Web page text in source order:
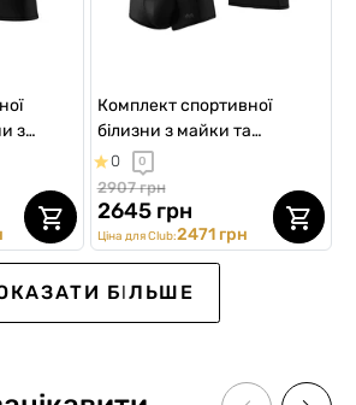
з
та
Комплект спортивної
білизни з майки та
спортивних анатомічних
боксерів, Trio Cooltech
AirFlex
0 0
2907 грн
2645 грн
Ціна для Club:2471 грн
NEW
NEW
БІЛЬШЕ